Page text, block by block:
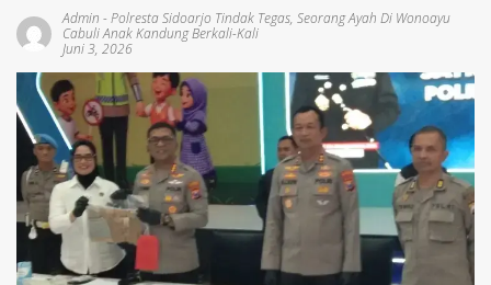
Admin -Polresta Sidoarjo Tindak Tegas, Seorang Ayah Di Wonoayu
Cabuli Anak Kandung Berkali-Kali
Juni 3, 2026